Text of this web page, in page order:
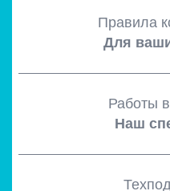
Правила
Для
Работы
Наш